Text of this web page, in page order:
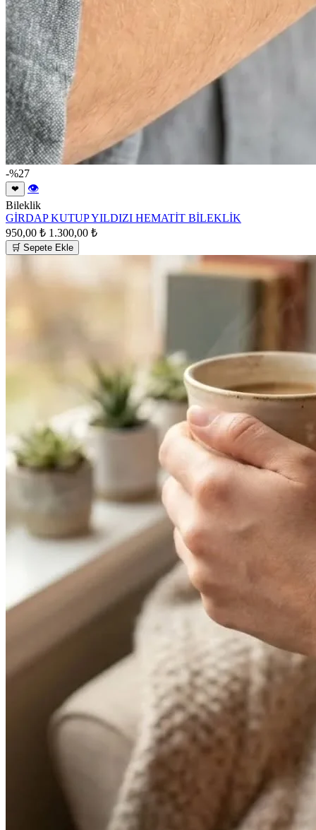
-%27
❤
👁
Bileklik
GİRDAP KUTUP YILDIZI HEMATİT BİLEKLİK
950,00 ₺ 1.300,00 ₺
🛒 Sepete Ekle